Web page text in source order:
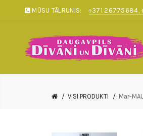
MŪSU TĀLRUNIS: +371 26775684,
VISI PRODUKTI Mar-